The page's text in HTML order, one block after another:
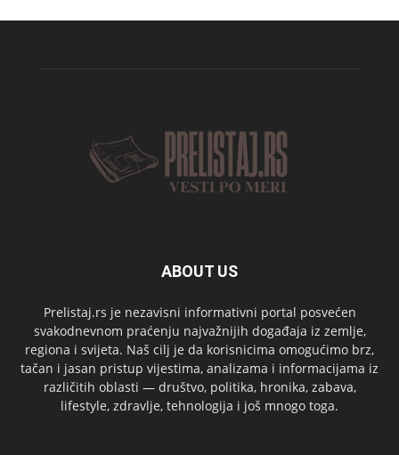
ABOUT US
Prelistaj.rs je nezavisni informativni portal posvećen
svakodnevnom praćenju najvažnijih događaja iz zemlje,
regiona i svijeta. Naš cilj je da korisnicima omogućimo brz,
tačan i jasan pristup vijestima, analizama i informacijama iz
različitih oblasti — društvo, politika, hronika, zabava,
lifestyle, zdravlje, tehnologija i još mnogo toga.